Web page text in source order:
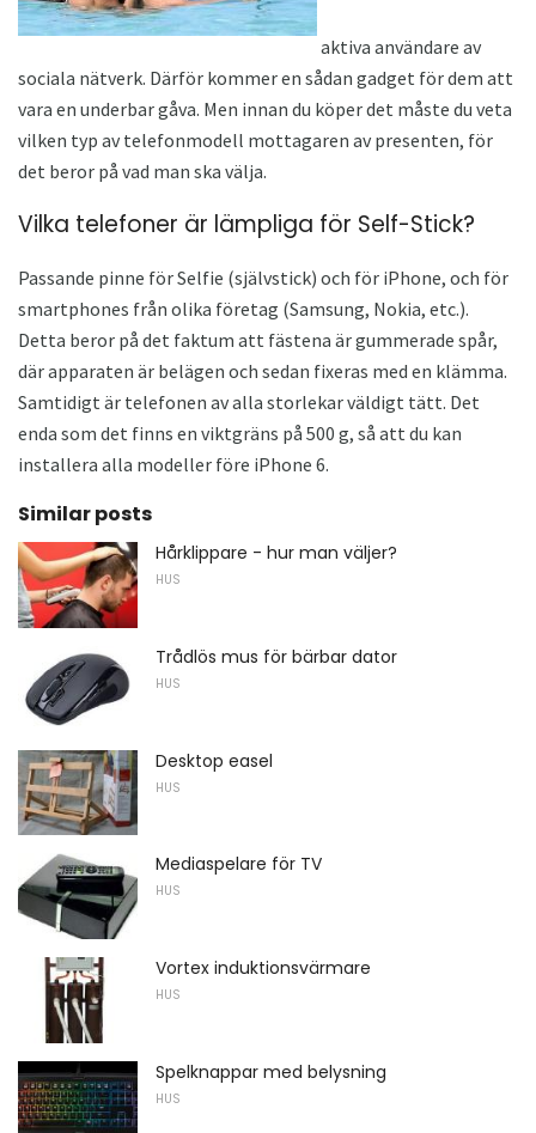
aktiva användare av
sociala nätverk. Därför kommer en sådan gadget för dem att
vara en underbar gåva. Men innan du köper det måste du veta
vilken typ av telefonmodell mottagaren av presenten, för
det beror på vad man ska välja.
Vilka telefoner är lämpliga för Self-Stick?
Passande pinne för Selfie (självstick) och för iPhone, och för
smartphones från olika företag (Samsung, Nokia, etc.).
Detta beror på det faktum att fästena är gummerade spår,
där apparaten är belägen och sedan fixeras med en klämma.
Samtidigt är telefonen av alla storlekar väldigt tätt. Det
enda som det finns en viktgräns på 500 g, så att du kan
installera alla modeller före iPhone 6.
Similar posts
Hårklippare - hur man väljer?
HUS
Trådlös mus för bärbar dator
HUS
Desktop easel
HUS
Mediaspelare för TV
HUS
Vortex induktionsvärmare
HUS
Spelknappar med belysning
HUS